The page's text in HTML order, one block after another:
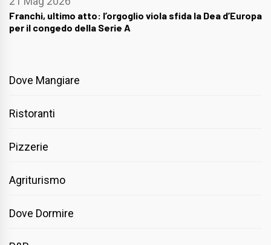
Franchi, ultimo atto: l’orgoglio viola sfida la Dea d’Europa
per il congedo della Serie A
Dove Mangiare
Ristoranti
Pizzerie
Agriturismo
Dove Dormire